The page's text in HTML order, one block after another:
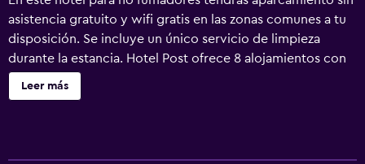
asistencia gratuito y wifi gratis en las zonas comunes a tu
disposición. Se incluye un único servicio de limpieza
durante la estancia. Hotel Post ofrece 8 alojamientos con
artículos de higiene personal gratuitos y cortinas opacas.
Se ofrece una televisión de pantalla plana en todas las
Leer más